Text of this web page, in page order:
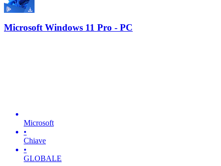
Microsoft Windows 11 Pro - PC
Microsoft
•
Chiave
•
GLOBALE